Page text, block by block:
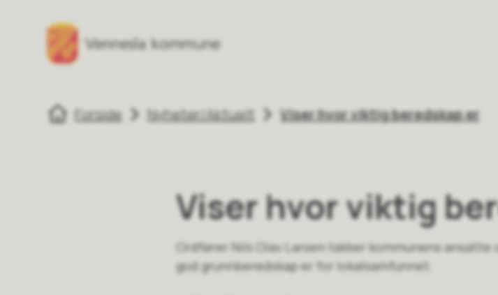
Vennesla kommune
Du er her:Forside Nyheter/Aktuelt Viser hvor viktig beredskap er
Viser hvor viktig
Ordfører Nils Olav Larsen takker kommunens
god grunnberedskap er for lokalsamfunnet.